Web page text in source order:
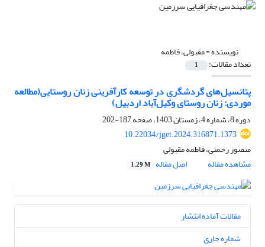
نویسنده =مقبولی، فاطمه
تعداد مقالات: 1
پتانسیل‌های گردشگری در توسعه کارآفرینی زنان روستایی(مطالعه‌
موردی: زنان روستای وکیل‌آباد اردبیل)
دوره 8، شماره 4، زمستان 1403، صفحه
187-202
10.22034/jget.2024.316871.1373
منصور رحمتی، فاطمه مقبولی
مشاهده مقاله
اصل مقاله 1.29 M
مقالات آماده انتشار
شماره جاری